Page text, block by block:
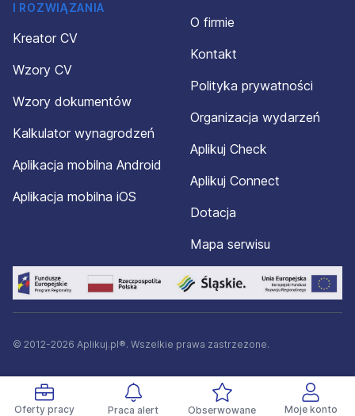
Oferty pracy Praca alert Obserwowane Moje konto
I ROZWIĄZANIA
Kreator CV
Wzory CV
Wzory dokumentów
Kalkulator wynagrodzeń
Aplikacja mobilna Android
Aplikacja mobilna iOS
O firmie
Kontakt
Polityka prywatności
Organizacja wydarzeń
Aplikuj Check
Aplikuj Connect
Dotacja
Mapa serwisu
© 2012-2026 Aplikuj.pl®. Wszelkie prawa zastrzeżone.